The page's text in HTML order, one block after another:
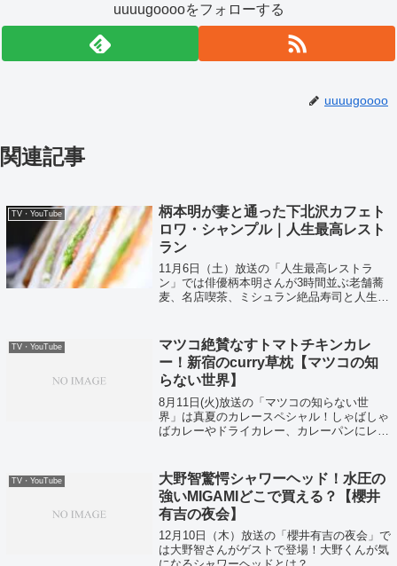
uuuugooooをフォローする
uuuugoooo
関連記事
TV・YouTube
柄本明が妻と通った下北沢カフェト
ロワ・シャンプル｜人生最高レスト
ラン
11月6日（土）放送の「人生最高レストラ
ン」では俳優柄本明さんが3時間並ぶ老舗蕎
麦、名店喫茶、ミシュラン絶品寿司と人生の
TV・YouTube
マツコ絶賛なすトマトチキンカレ
ー！新宿のcurry草枕【マツコの知
らない世界】
8月11日(火)放送の「マツコの知らない世
界」は真夏のカレースペシャル！しゃばしゃ
ばカレーやドライカレー、カレーパンにレト
トマトチキンカレーがこちら！
TV・YouTube
大野智驚愕シャワーヘッド！水圧の
強いMIGAMIどこで買える？【櫻井
有吉の夜会】
12月10日（木）放送の「櫻井有吉の夜会」で
は大野智さんがゲストで登場！大野くんが気